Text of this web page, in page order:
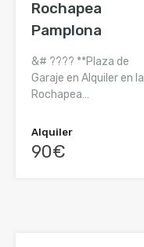
Rochapea
Pamplona
&# ???? **Plaza de
Garaje en Alquiler en la
Rochapea…
Alquiler
90€